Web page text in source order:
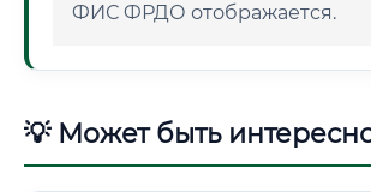
ФИС ФРДО отображается.
💡 Может быть